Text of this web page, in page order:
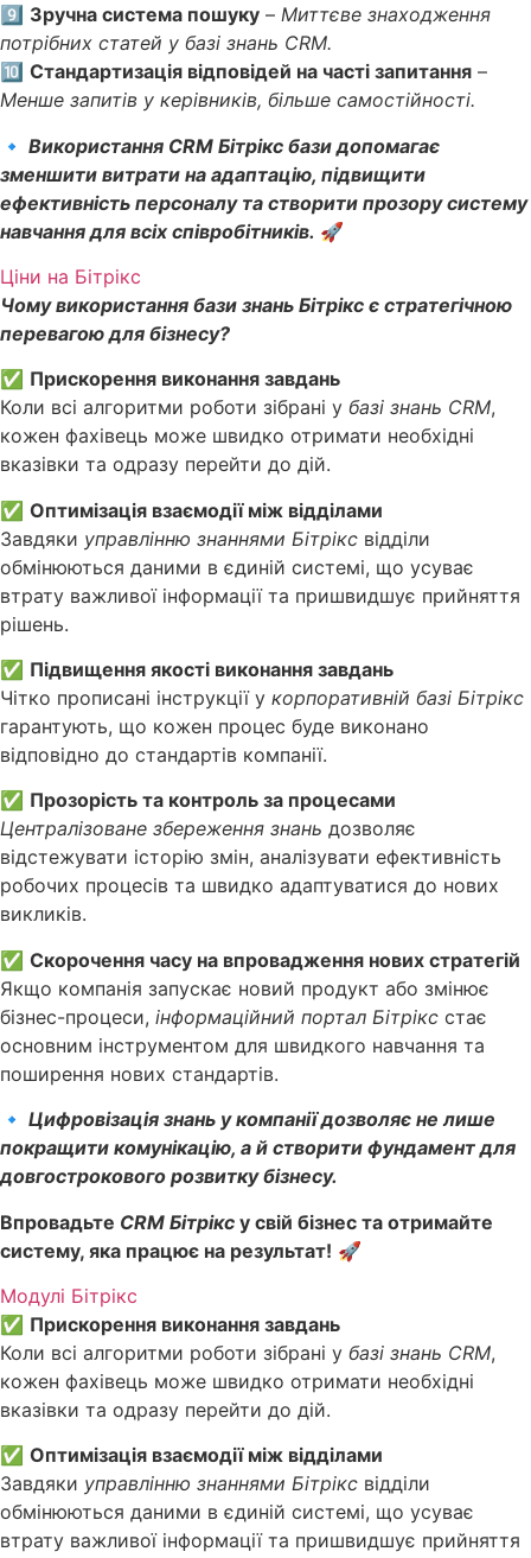
9️⃣ Зручна система пошуку – Миттєве знаходження
потрібних статей у базі знань CRM.
🔟 Стандартизація відповідей на часті запитання –
Менше запитів у керівників, більше самостійності.
🔹 Використання CRM Бітрікс бази допомагає
зменшити витрати на адаптацію, підвищити
ефективність персоналу та створити прозору систему
навчання для всіх співробітників. 🚀
Ціни на Бітрікс
Чому використання бази знань Бітрікс є стратегічною
перевагою для бізнесу?
✅ Прискорення виконання завдань
Коли всі алгоритми роботи зібрані у базі знань CRM,
кожен фахівець може швидко отримати необхідні
вказівки та одразу перейти до дій.
✅ Оптимізація взаємодії між відділами
Завдяки управлінню знаннями Бітрікс відділи
обмінюються даними в єдиній системі, що усуває
втрату важливої інформації та пришвидшує прийняття
рішень.
✅ Підвищення якості виконання завдань
Чітко прописані інструкції у корпоративній базі Бітрікс
гарантують, що кожен процес буде виконано
відповідно до стандартів компанії.
✅ Прозорість та контроль за процесами
Централізоване збереження знань дозволяє
відстежувати історію змін, аналізувати ефективність
робочих процесів та швидко адаптуватися до нових
викликів.
✅ Скорочення часу на впровадження нових стратегій
Якщо компанія запускає новий продукт або змінює
бізнес-процеси, інформаційний портал Бітрікс стає
основним інструментом для швидкого навчання та
поширення нових стандартів.
🔹 Цифровізація знань у компанії дозволяє не лише
покращити комунікацію, а й створити фундамент для
довгострокового розвитку бізнесу.
Впровадьте CRM Бітрікс у свій бізнес та отримайте
систему, яка працює на результат! 🚀
Модулі Бітрікс
✅ Прискорення виконання завдань
Коли всі алгоритми роботи зібрані у базі знань CRM,
кожен фахівець може швидко отримати необхідні
вказівки та одразу перейти до дій.
✅ Оптимізація взаємодії між відділами
Завдяки управлінню знаннями Бітрікс відділи
обмінюються даними в єдиній системі, що усуває
втрату важливої інформації та пришвидшує прийняття